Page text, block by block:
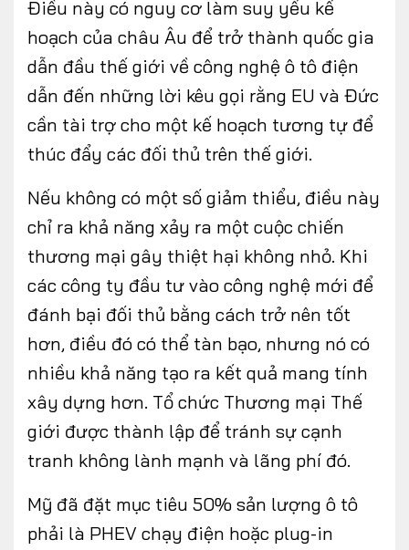
Điều này có nguy cơ làm suy yếu kế
hoạch của châu Âu để trở thành quốc gia
dẫn đầu thế giới về công nghệ ô tô điện
dẫn đến những lời kêu gọi rằng EU và Đức
cần tài trợ cho một kế hoạch tương tự để
thúc đẩy các đối thủ trên thế giới.
Nếu không có một số giảm thiểu, điều này
chỉ ra khả năng xảy ra một cuộc chiến
thương mại gây thiệt hại không nhỏ. Khi
các công ty đầu tư vào công nghệ mới để
đánh bại đối thủ bằng cách trở nên tốt
hơn, điều đó có thể tàn bạo, nhưng nó có
nhiều khả năng tạo ra kết quả mang tính
xây dựng hơn. Tổ chức Thương mại Thế
giới được thành lập để tránh sự cạnh
tranh không lành mạnh và lãng phí đó.
Mỹ đã đặt mục tiêu 50% sản lượng ô tô
phải là PHEV chạy điện hoặc plug-in